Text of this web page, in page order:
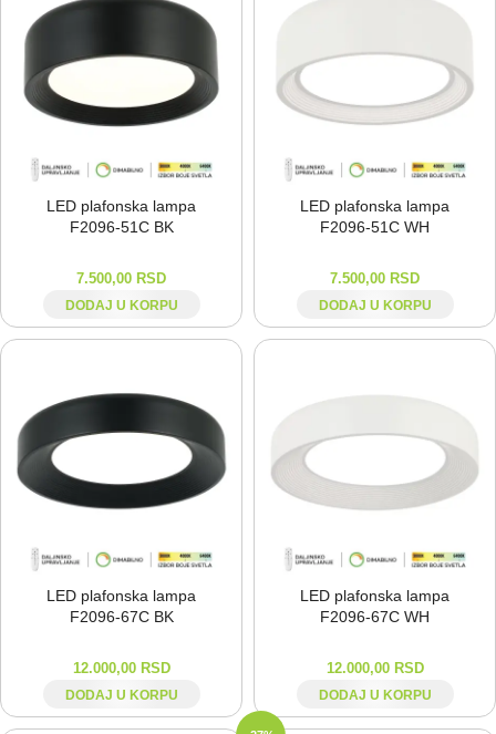
LED plafonska lampa
F2096-⁠51C BK
7.500,00 RSD
DODAJ U KORPU
LED plafonska lampa
F2096-⁠51C WH
7.500,00 RSD
DODAJ U KORPU
LED plafonska lampa
F2096-⁠67C BK
12.000,00 RSD
DODAJ U KORPU
LED plafonska lampa
F2096-⁠67C WH
12.000,00 RSD
DODAJ U KORPU